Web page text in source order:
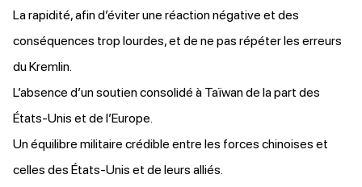
La rapidité, afin d’éviter une réaction négative et des
conséquences trop lourdes, et de ne pas répéter les erreurs
du Kremlin.
L’absence d’un soutien consolidé à Taïwan de la part des
États-Unis et de l’Europe.
Un équilibre militaire crédible entre les forces chinoises et
celles des États-Unis et de leurs alliés.